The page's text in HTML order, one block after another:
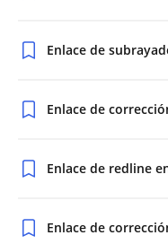
Enlace de
Enlace de
Enlace de redline
Enlace de